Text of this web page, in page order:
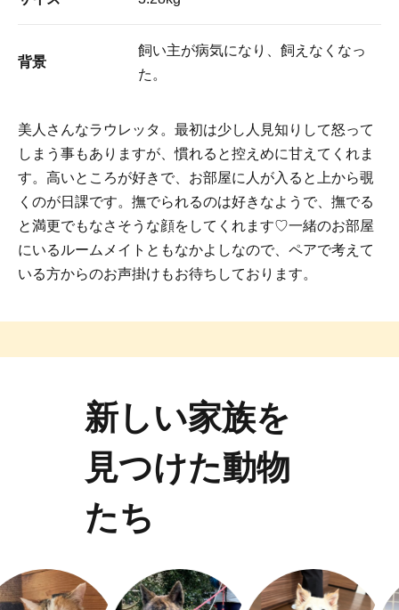
背景
飼い主が病気になり、飼えなくなっ
た。
美人さんなラウレッタ。最初は少し人見知りして怒って
しまう事もありますが、慣れると控えめに甘えてくれま
す。高いところが好きで、お部屋に人が入ると上から覗
くのが日課です。撫でられるのは好きなようで、撫でる
と満更でもなさそうな顔をしてくれます♡一緒のお部屋
にいるルームメイトともなかよしなので、ペアで考えて
いる方からのお声掛けもお待ちしております。
新しい家族を
見つけた動物
たち